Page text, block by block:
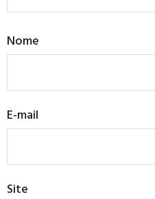
Nome
E-mail
Site